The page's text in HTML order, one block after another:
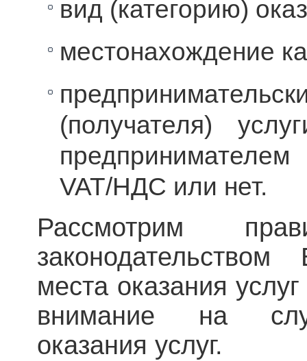
вид (категорию)
местонахождение
(получателя)
VAT/НДС или нет.
Рассмотрим
места оказания
внимание на
оказания услуг.